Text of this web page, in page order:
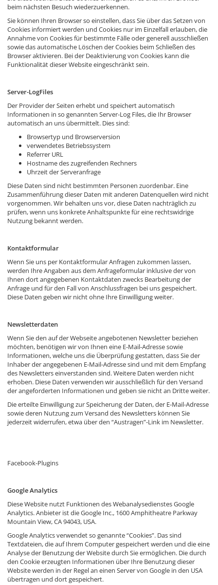
beim nächsten Besuch wiederzuerkennen.
Sie können Ihren Browser so einstellen, dass Sie über das Setzen von
Cookies informiert werden und Cookies nur im Einzelfall erlauben, die
Annahme von Cookies für bestimmte Fälle oder generell ausschließen
sowie das automatische Löschen der Cookies beim Schließen des
Browser aktivieren. Bei der Deaktivierung von Cookies kann die
Funktionalität dieser Website eingeschränkt sein.
Server-LogFiles
Der Provider der Seiten erhebt und speichert automatisch
Informationen in so genannten Server-Log Files, die Ihr Browser
automatisch an uns übermittelt. Dies sind:
Browsertyp und Browserversion
verwendetes Betriebssystem
Referrer URL
Hostname des zugreifenden Rechners
Uhrzeit der Serveranfrage
Diese Daten sind nicht bestimmten Personen zuordenbar. Eine
Zusammenführung dieser Daten mit anderen Datenquellen wird nicht
vorgenommen. Wir behalten uns vor, diese Daten nachträglich zu
prüfen, wenn uns konkrete Anhaltspunkte für eine rechtswidrige
Nutzung bekannt werden.
Kontaktformular
Wenn Sie uns per Kontaktformular Anfragen zukommen lassen,
werden Ihre Angaben aus dem Anfrageformular inklusive der von
Ihnen dort angegebenen Kontaktdaten zwecks Bearbeitung der
Anfrage und für den Fall von Anschlussfragen bei uns gespeichert.
Diese Daten geben wir nicht ohne Ihre Einwilligung weiter.
Newsletterdaten
Wenn Sie den auf der Webseite angebotenen Newsletter beziehen
möchten, benötigen wir von Ihnen eine E-Mail-Adresse sowie
Informationen, welche uns die Überprüfung gestatten, dass Sie der
Inhaber der angegebenen E-Mail-Adresse sind und mit dem Empfang
des Newsletters einverstanden sind. Weitere Daten werden nicht
erhoben. Diese Daten verwenden wir ausschließlich für den Versand
der angeforderten Informationen und geben sie nicht an Dritte weiter.
Die erteilte Einwilligung zur Speicherung der Daten, der E-Mail-Adresse
sowie deren Nutzung zum Versand des Newsletters können Sie
jederzeit widerrufen, etwa über den “Austragen”-Link im Newsletter.
Facebook-Plugins
Google Analytics
Diese Website nutzt Funktionen des Webanalysedienstes Google
Analytics. Anbieter ist die Google Inc., 1600 Amphitheatre Parkway
Mountain View, CA 94043, USA.
Google Analytics verwendet so genannte “Cookies”. Das sind
Textdateien, die auf Ihrem Computer gespeichert werden und die eine
Analyse der Benutzung der Website durch Sie ermöglichen. Die durch
den Cookie erzeugten Informationen über Ihre Benutzung dieser
Website werden in der Regel an einen Server von Google in den USA
übertragen und dort gespeichert.